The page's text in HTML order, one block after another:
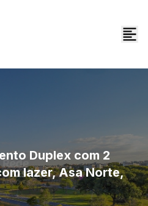
Duplex com 2
lazer, Asa Norte,